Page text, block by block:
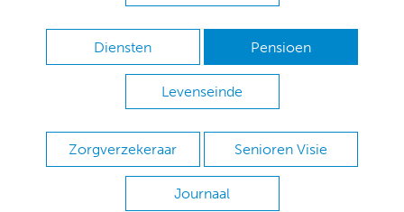
Diensten Pensioen
Levenseinde
Zorgverzekeraar Senioren Visie
Journaal